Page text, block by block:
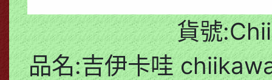
貨號
品名:吉伊卡哇